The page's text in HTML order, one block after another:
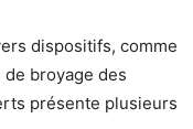
dispositifs, comme
de broyage des
présente plusieurs